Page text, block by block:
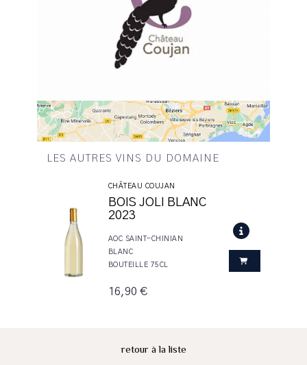
LES AUTRES VINS DU DOMAINE
CHÂTEAU COUJAN
BOIS JOLI BLANC
2023
AOC SAINT-CHINIAN
BLANC
BOUTEILLE 75CL
16,90 €
retour à la liste